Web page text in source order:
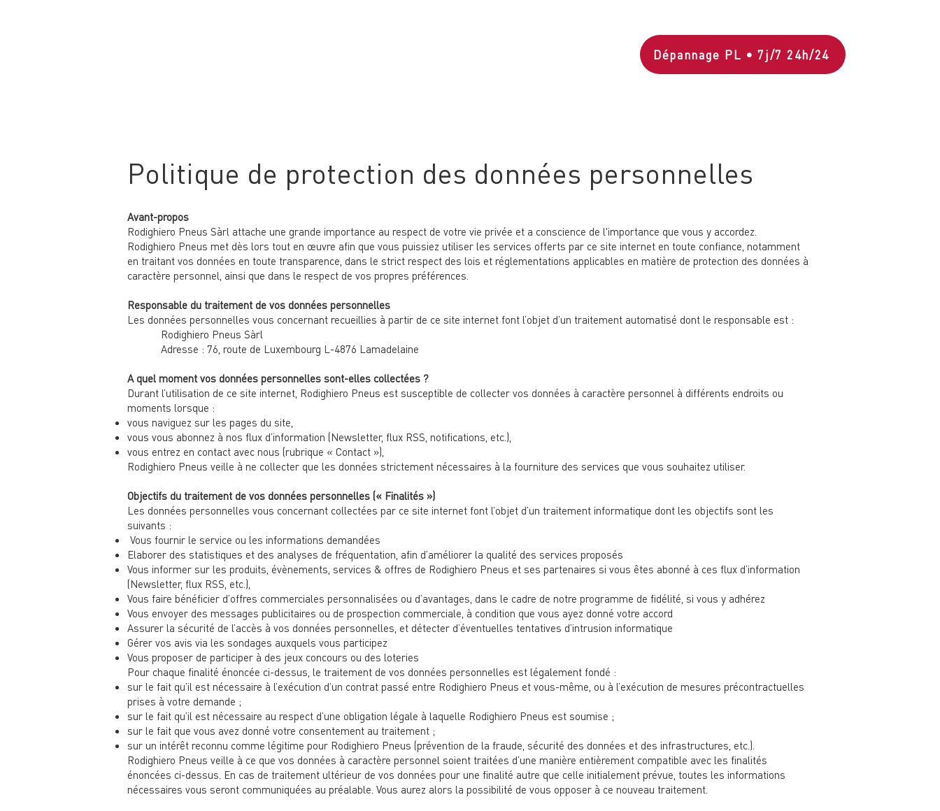
Dépannage PL • 7j/7 24h/24
Politique de protection des données personnelles
Avant-propos
Rodighiero Pneus Sàrl attache une grande importance au respect de votre vie privée et a conscience de l'importance que vous y accordez.
Rodighiero Pneus met dès lors tout en œuvre afin que vous puissiez utiliser les services offerts par ce site internet en toute confiance, notamment
en traitant vos données en toute transparence, dans le strict respect des lois et réglementations applicables en matière de protection des données à
caractère personnel, ainsi que dans le respect de vos propres préférences.
Responsable du traitement de vos données personnelles
Les données personnelles vous concernant recueillies à partir de ce site internet font l’objet d’un traitement automatisé dont le responsable est :
Rodighiero Pneus Sàrl
Adresse : 76, route de Luxembourg L-4876 Lamadelaine
A quel moment vos données personnelles sont-elles collectées ?
Durant l’utilisation de ce site internet, Rodighiero Pneus est susceptible de collecter vos données à caractère personnel à différents endroits ou
moments lorsque :
vous naviguez sur les pages du site,
vous vous abonnez à nos flux d’information (Newsletter, flux RSS, notifications, etc.),
vous entrez en contact avec nous (rubrique « Contact »),
Rodighiero Pneus veille à ne collecter que les données strictement nécessaires à la fourniture des services que vous souhaitez utiliser.
Objectifs du traitement de vos données personnelles (« Finalités »)
Les données personnelles vous concernant collectées par ce site internet font l’objet d’un traitement informatique dont les objectifs sont les
suivants :
Vous fournir le service ou les informations demandées
Elaborer des statistiques et des analyses de fréquentation, afin d’améliorer la qualité des services proposés
Vous informer sur les produits, évènements, services & offres de Rodighiero Pneus et ses partenaires si vous êtes abonné à ces flux d’information
(Newsletter, flux RSS, etc.),
Vous faire bénéficier d’offres commerciales personnalisées ou d’avantages, dans le cadre de notre programme de fidélité, si vous y adhérez
Vous envoyer des messages publicitaires ou de prospection commerciale, à condition que vous ayez donné votre accord
Assurer la sécurité de l’accès à vos données personnelles, et détecter d’éventuelles tentatives d’intrusion informatique
Gérer vos avis via les sondages auxquels vous participez
Vous proposer de participer à des jeux concours ou des loteries
Pour chaque finalité énoncée ci-dessus, le traitement de vos données personnelles est légalement fondé :
sur le fait qu’il est nécessaire à l’exécution d’un contrat passé entre Rodighiero Pneus et vous-même, ou à l’exécution de mesures précontractuelles
prises à votre demande ;
sur le fait qu’il est nécessaire au respect d’une obligation légale à laquelle Rodighiero Pneus est soumise ;
sur le fait que vous avez donné votre consentement au traitement ;
sur un intérêt reconnu comme légitime pour Rodighiero Pneus (prévention de la fraude, sécurité des données et des infrastructures, etc.).
Rodighiero Pneus veille à ce que vos données à caractère personnel soient traitées d’une manière entièrement compatible avec les finalités
énoncées ci-dessus. En cas de traitement ultérieur de vos données pour une finalité autre que celle initialement prévue, toutes les informations
nécessaires vous seront communiquées au préalable. Vous aurez alors la possibilité de vous opposer à ce nouveau traitement.